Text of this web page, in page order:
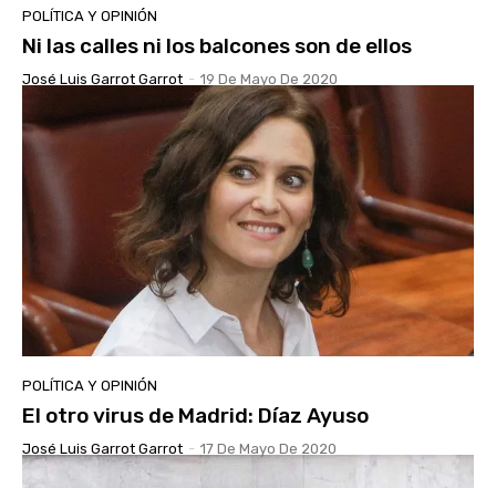
POLÍTICA Y OPINIÓN
Ni las calles ni los balcones son de ellos
José Luis Garrot Garrot - 19 De Mayo De 2020
POLÍTICA Y OPINIÓN
El otro virus de Madrid: Díaz Ayuso
José Luis Garrot Garrot - 17 De Mayo De 2020